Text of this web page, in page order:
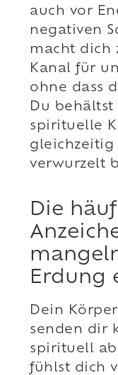
auch vor
negativen
macht dich
Kanal für
ohne dass
Du
spirituelle
gleichzeitig
verwurzelt
Die
Erdung
Dein
senden dir
spirituell
fühlst dich